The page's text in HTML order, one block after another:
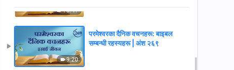
10:41
9:20
परमेश्‍वरका दैनिक वचनहरू: बाइबल
सम्‍बन्धी रहस्यहरू | अंश २६९